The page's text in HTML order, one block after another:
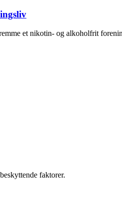
et nikotin- og alkoholfrit
faktorer.